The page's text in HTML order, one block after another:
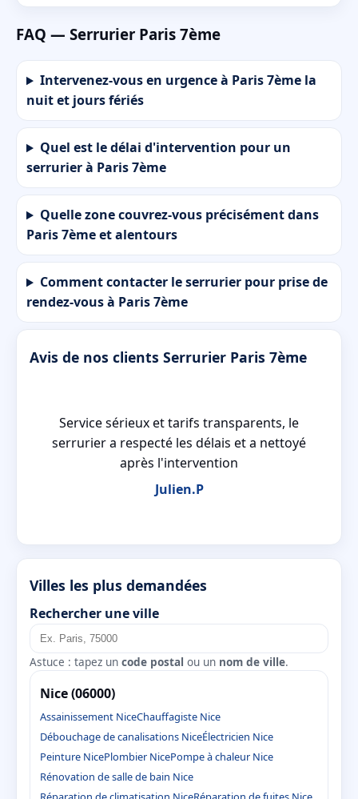
FAQ — Serrurier Paris 7ème
Intervenez-vous en urgence à Paris 7ème la
nuit et jours fériés
Quel est le délai d'intervention pour un
serrurier à Paris 7ème
Quelle zone couvrez-vous précisément dans
Paris 7ème et alentours
Comment contacter le serrurier pour prise de
rendez-vous à Paris 7ème
Avis de nos clients Serrurier Paris 7ème
Service sérieux et tarifs transparents, le
serrurier a respecté les délais et a nettoyé
après l'intervention
Julien.P
Villes les plus demandées
Rechercher une ville
Astuce : tapez un code postal ou un nom de ville.
Nice (06000)
Assainissement NiceChauffagiste Nice
Débouchage de canalisations NiceÉlectricien Nice
Peinture NicePlombier NicePompe à chaleur Nice
Rénovation de salle de bain Nice